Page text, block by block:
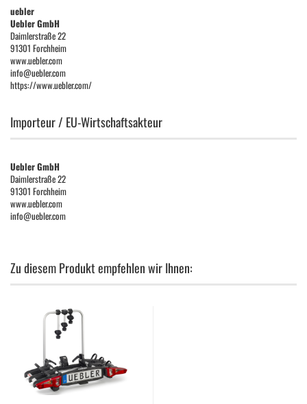
uebler
Uebler GmbH
Daimlerstraße 22
91301 Forchheim
www.uebler.com
info@uebler.com
https://www.uebler.com/
Importeur / EU-Wirtschaftsakteur
Uebler GmbH
Daimlerstraße 22
91301 Forchheim
www.uebler.com
info@uebler.com
Zu diesem Produkt empfehlen wir Ihnen: